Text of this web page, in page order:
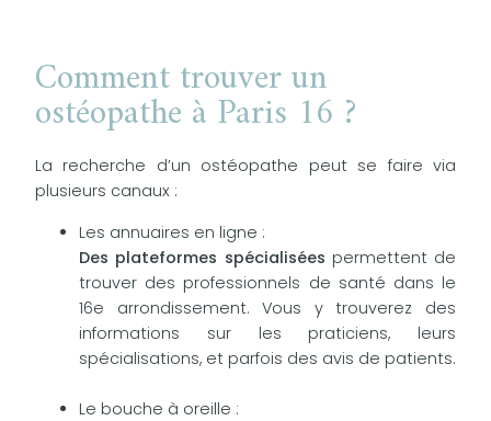
Comment trouver un
ostéopathe à Paris 16 ?
La recherche d’un ostéopathe peut se faire via
plusieurs canaux :
Les annuaires en ligne :
Des plateformes spécialisées permettent de
trouver des professionnels de santé dans le
16e arrondissement. Vous y trouverez des
informations sur les praticiens, leurs
spécialisations, et parfois des avis de patients.
Le bouche à oreille :